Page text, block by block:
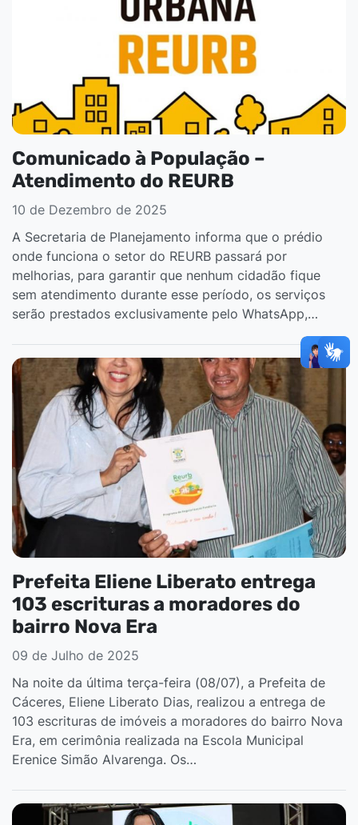
Comunicado à População –
Atendimento do REURB
10 de Dezembro de 2025
A Secretaria de Planejamento informa que o prédio
onde funciona o setor do REURB passará por
melhorias, para garantir que nenhum cidadão fique
sem atendimento durante esse período, os serviços
serão prestados exclusivamente pelo WhatsApp,…
Prefeita Eliene Liberato entrega
103 escrituras a moradores do
bairro Nova Era
09 de Julho de 2025
Na noite da última terça-feira (08/07), a Prefeita de
Cáceres, Eliene Liberato Dias, realizou a entrega de
103 escrituras de imóveis a moradores do bairro Nova
Era, em cerimônia realizada na Escola Municipal
Erenice Simão Alvarenga. Os…